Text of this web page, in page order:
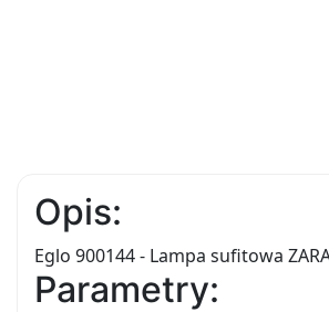
Opis:
Eglo 900144 - Lampa sufitowa
Parametry: